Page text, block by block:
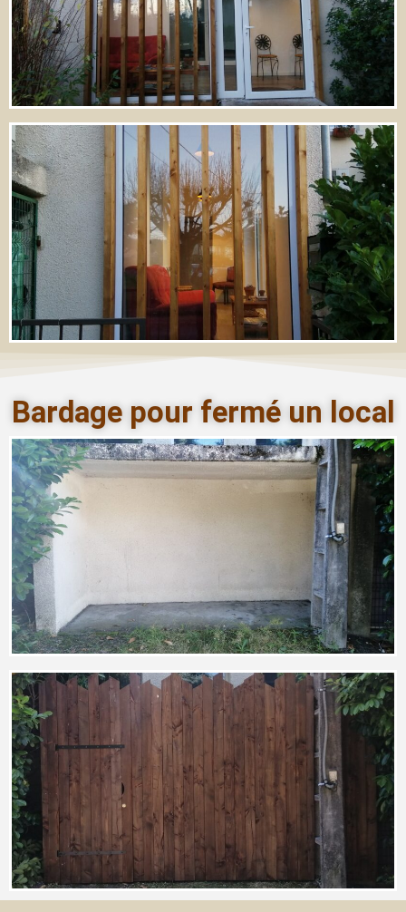
Bardage pour fermé un local